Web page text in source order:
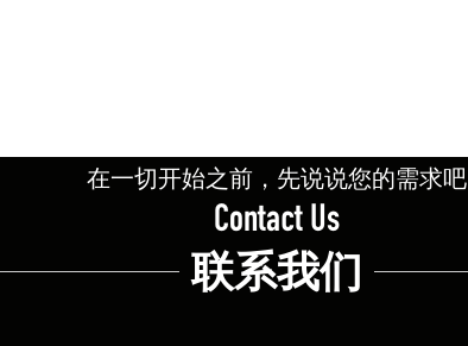
在一切开始之前，先说说您的需求吧
Contact Us
联系我们